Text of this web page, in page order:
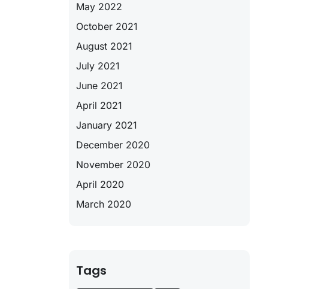
May 2022
October 2021
August 2021
July 2021
June 2021
April 2021
January 2021
December 2020
November 2020
April 2020
March 2020
Tags